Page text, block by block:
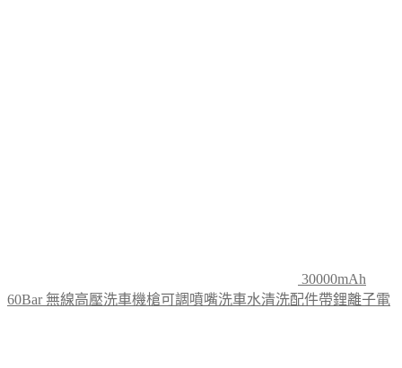
30000mAh
60Bar 無線高壓洗車機槍可調噴嘴洗車水清洗配件帶鋰離子電